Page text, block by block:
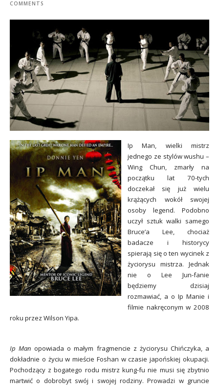
COMMENTS
Ip Man, wielki mistrz
jednego ze stylów wushu –
Wing Chun, zmarły na
początku lat 70-tych
doczekał się już wielu
krążących wokół swojej
osoby legend. Podobno
uczył sztuk walki samego
Bruce’a Lee, chociaż
badacze i historycy
spierają się o ten wycinek z
życiorysu mistrza. Jednak
nie o Lee Jun-fanie
będziemy dzisiaj
rozmawiać, a o Ip Manie i
filmie nakręconym w 2008
roku przez Wilson Yipa.
Ip Man opowiada o małym fragmencie z życiorysu Chińczyka, a
dokładnie o życiu w mieście Foshan w czasie japońskiej okupacji.
Pochodzący z bogatego rodu mistrz kung-fu nie musi się zbytnio
martwić o dobrobyt swój i swojej rodziny. Prowadzi w gruncie